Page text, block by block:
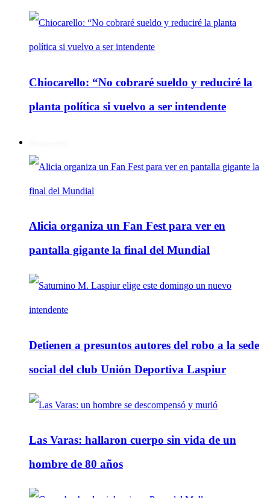
Chiocarello: “No cobraré sueldo y reduciré la
planta política si vuelvo a ser intendente
Alicia organiza un Fan Fest para ver en
pantalla gigante la final del Mundial
Detienen a presuntos autores del robo a la sede
social del club Unión Deportiva Laspiur
Las Varas: hallaron cuerpo sin vida de un
hombre de 80 años